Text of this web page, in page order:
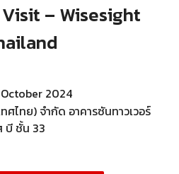
– Wisesight
October 2024
ศไทย) จำกัด อาคารซันทาวเวอร์
บี ชั้น 33